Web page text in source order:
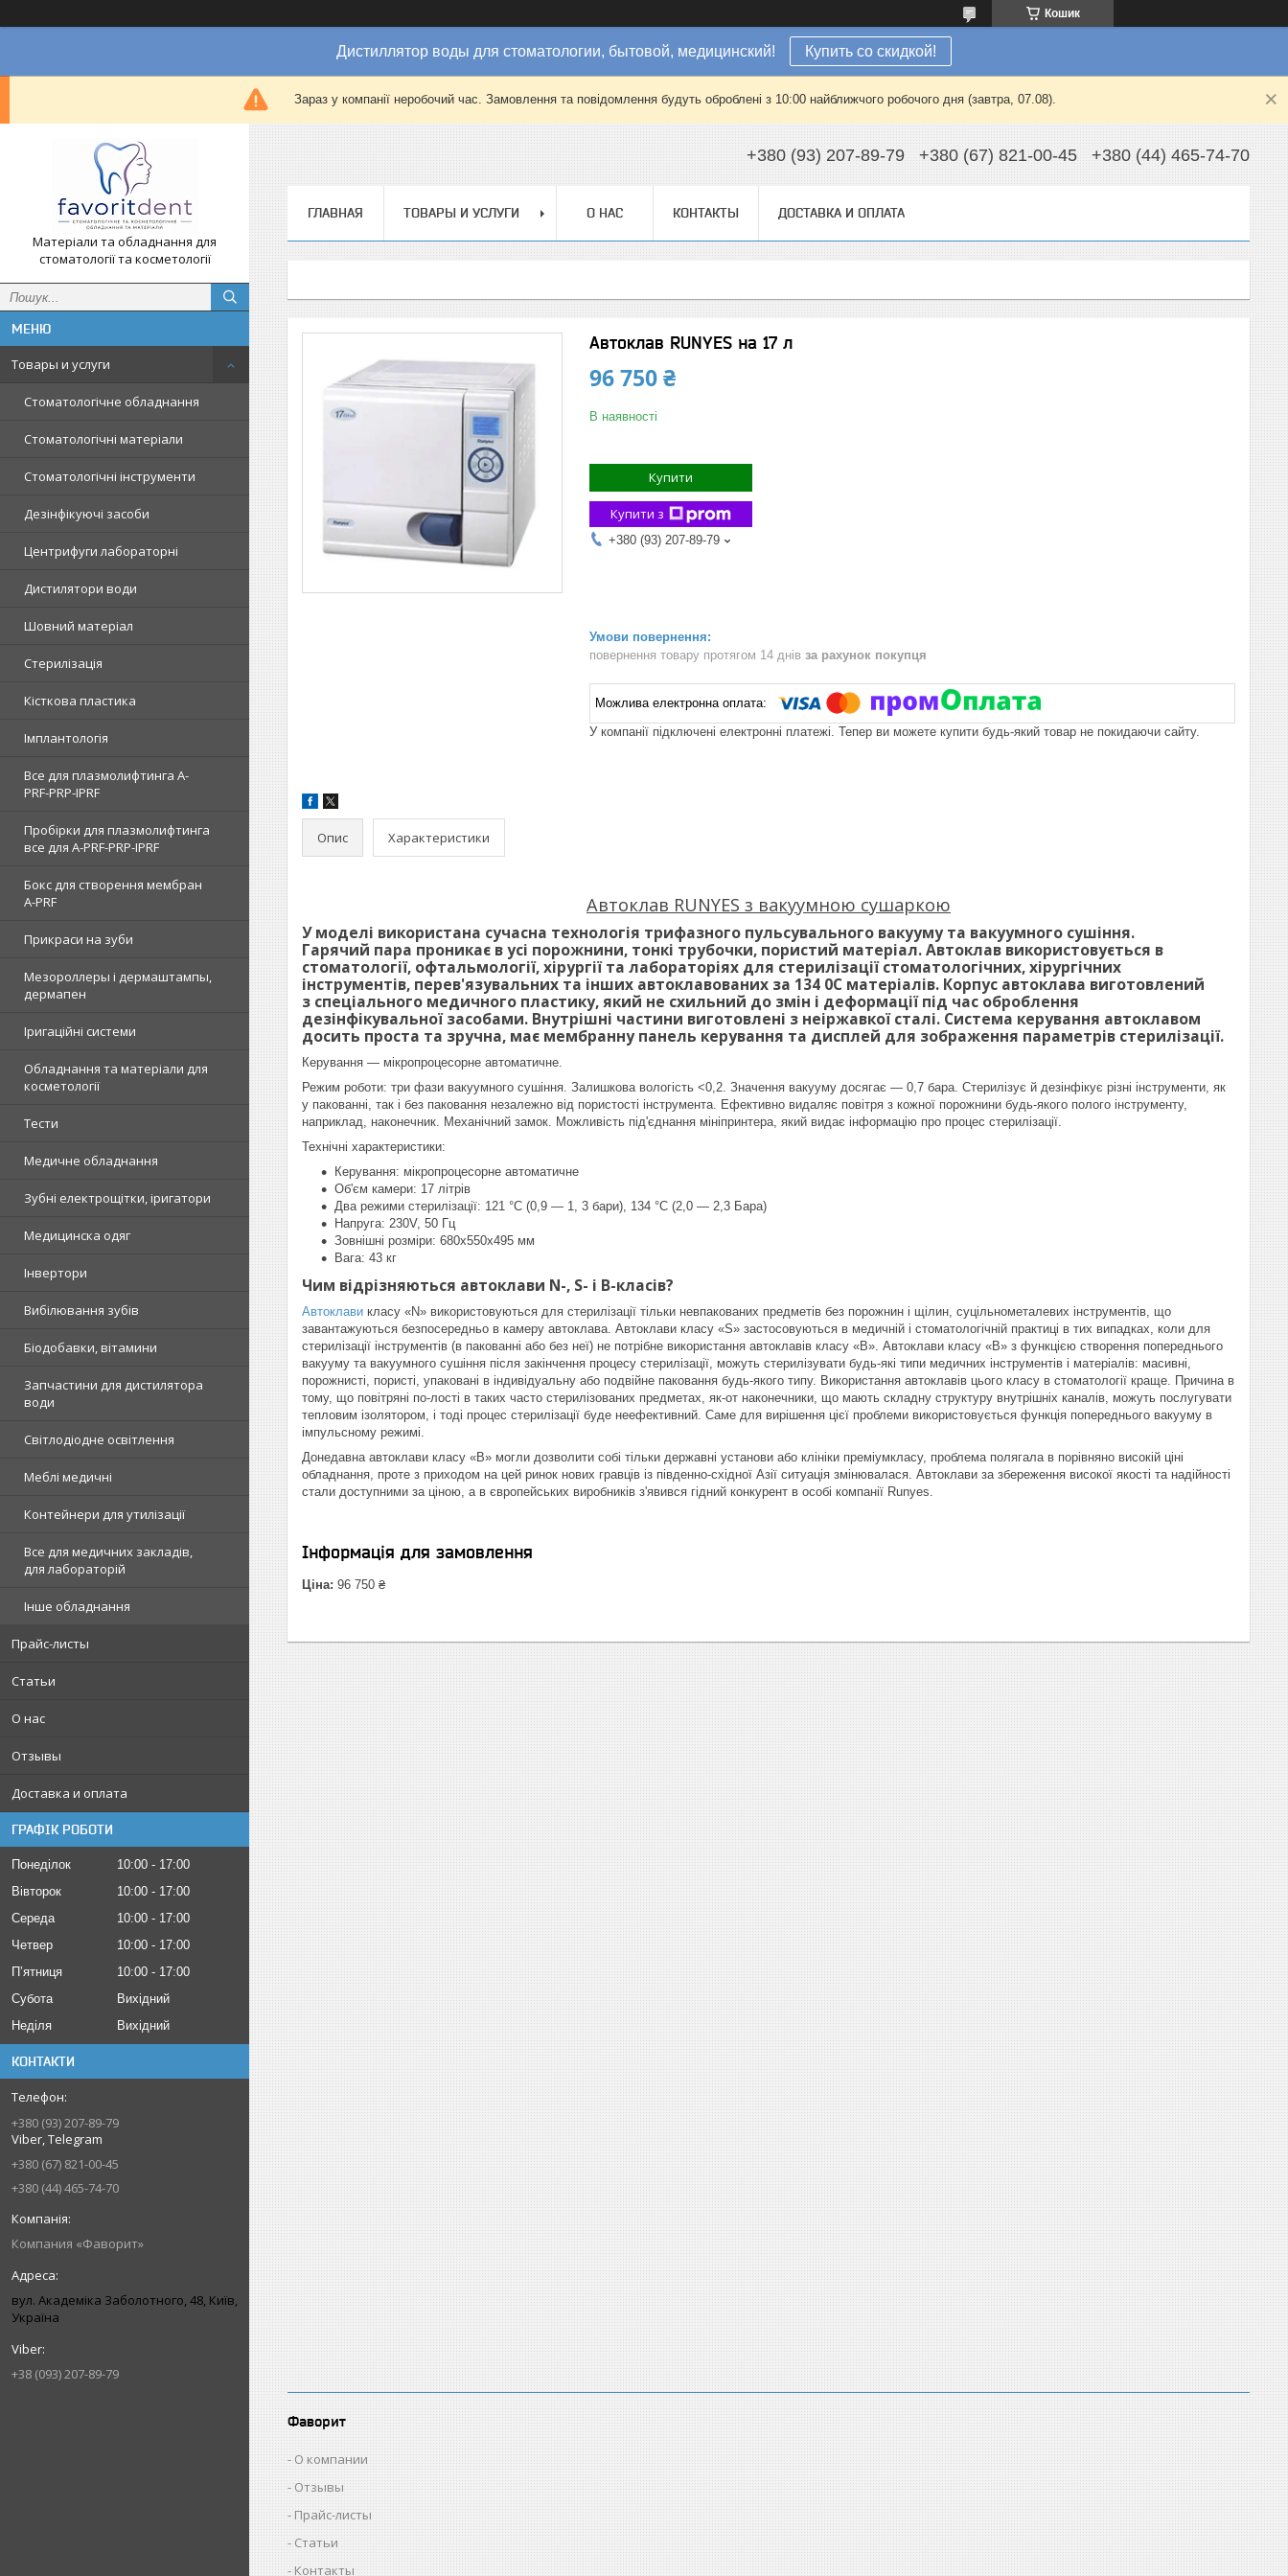
Кошик
Дистиллятор воды для стоматологии, бытовой, медицинский! Купить со скидкой!
Зараз у компанії неробочий час. Замовлення та повідомлення будуть оброблені з 10:00 найближчого робочого дня (завтра, 07.08).
Матеріали та обладнання для
стоматології та косметології
Товары и услуги
Стоматологічне обладнання
Стоматологічні матеріали
Стоматологічні інструменти
Дезінфікуючі засоби
Центрифуги лабораторні
Дистилятори води
Шовний матеріал
Стерилізація
Кісткова пластика
Імплантологія
Все для плазмолифтинга A-
PRF-PRP-IPRF
Пробірки для плазмолифтинга
все для A-PRF-PRP-IPRF
Бокс для створення мембран
A-PRF
Прикраси на зуби
Мезороллеры і дермаштампы,
дермапен
Іригаційні системи
Обладнання та матеріали для
косметології
Тести
Медичне обладнання
Зубні електрощітки, іригатори
Медицинска одяг
Інвертори
Вибілювання зубів
Біодобавки, вітамини
Запчастини для дистилятора
води
Світлодіодне освітлення
Меблі медичні
Контейнери для утилізації
Все для медичних закладів,
для лабораторій
Інше обладнання
Прайс-листы
Статьи
О нас
Отзывы
Доставка и оплата
ГРАФІК РОБОТИ
Понеділок 10:00
17:00
Вівторок
10:00
17:00
Середа
10:00
17:00
Четвер
10:00
17:00
Пʼятниця
10:00
17:00
Субота
Вихідний
Неділя
Вихідний
КОНТАКТИ
+380 (93) 207-89-79
Viber, Telegram
+380 (67) 821-00-45
+380 (44) 465-74-70
Компания «Фаворит»
вул. Академіка Заболотного, 48, Київ,
Україна
+38 (093) 207-89-79
+380 (93) 207-89-79 +380 (67) 821-00-45 +380 (44) 465-74-70
ГЛАВНАЯ ТОВАРЫ И УСЛУГИ О НАС КОНТАКТЫ ДОСТАВКА И ОПЛАТА
Автоклав RUNYES на 17 л
96 750 ₴
В наявності
Купити
Купити з
+380 (93) 207-89-79
повернення товару протягом 14 днів за рахунок покупця
У компанії підключені електронні платежі. Тепер ви можете купити будь-який товар не покидаючи сайту.
Опис Характеристики
Автоклав RUNYES з вакуумною сушаркою
У моделі використана сучасна технологія трифазного пульсувального вакууму та вакуумного сушіння.
Гарячий пара проникає в усі порожнини, тонкі трубочки, пористий матеріал. Автоклав використовується в
стоматології, офтальмології, хірургії та лабораторіях для стерилізації стоматологічних, хірургічних
інструментів, перев'язувальних та інших автоклавованих за 134 0C матеріалів. Корпус автоклава виготовлений
з спеціального медичного пластику, який не схильний до змін і деформації під час оброблення
дезінфікувальної засобами. Внутрішні частини виготовлені з неіржавкої сталі. Система керування автоклавом
досить проста та зручна, має мембранну панель керування та дисплей для зображення параметрів стерилізації.
Керування — мікропроцесорне автоматичне.
Режим роботи: три фази вакуумного сушіння. Залишкова вологість <0,2. Значення вакууму досягає — 0,7 бара. Стерилізує й дезінфікує різні інструменти, як
у пакованні, так і без паковання незалежно від пористості інструмента. Ефективно видаляє повітря з кожної порожнини будь-якого полого інструменту,
наприклад, наконечник. Механічний замок. Можливість під'єднання мініпринтера, який видає інформацію про процес стерилізації.
Технічні характеристики:
Керування: мікропроцесорне автоматичне
Об'єм камери: 17 літрів
Два режими стерилізації: 121 °C (0,9 — 1, 3 бари), 134 °C (2,0 — 2,3 Бара)
Напруга: 230V, 50 Гц
Зовнішні розміри: 680x550x495 мм
Вага: 43 кг
Чим відрізняються автоклави N-, S- і B-класів?
Автоклави класу «N» використовуються для стерилізації тільки невпакованих предметів без порожнин і щілин, суцільнометалевих інструментів, що
завантажуються безпосередньо в камеру автоклава. Автоклави класу «S» застосовуються в медичній і стоматологічній практиці в тих випадках, коли для
стерилізації інструментів (в пакованні або без неї) не потрібне використання автоклавів класу «B». Автоклави класу «В» з функцією створення попереднього
вакууму та вакуумного сушіння після закінчення процесу стерилізації, можуть стерилізувати будь-які типи медичних інструментів і матеріалів: масивні,
порожнисті, пористі, упаковані в індивідуальну або подвійне паковання будь-якого типу. Використання автоклавів цього класу в стоматології краще. Причина в
тому, що повітряні по-лості в таких часто стерилізованих предметах, як-от наконечники, що мають складну структуру внутрішніх каналів, можуть послугувати
тепловим ізолятором, і тоді процес стерилізації буде неефективний. Саме для вирішення цієї проблеми використовується функція попереднього вакууму в
імпульсному режимі.
Донедавна автоклави класу «B» могли дозволити собі тільки державні установи або клініки преміумкласу, проблема полягала в порівняно високій ціні
обладнання, проте з приходом на цей ринок нових гравців із південно-східної Азії ситуація змінювалася. Автоклави за збереження високої якості та надійності
стали доступними за ціною, а в європейських виробників з'явився гідний конкурент в особі компанії Runyes.
Інформація для замовлення
Ціна: 96 750 ₴
Фаворит
О компании
Отзывы
Прайс-листы
Статьи
Контакты